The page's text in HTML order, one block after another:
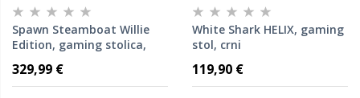
Spawn Steamboat Willie
Edition, gaming stolica,
329,99 €
White Shark HELIX, gaming
stol, crni
119,90 €